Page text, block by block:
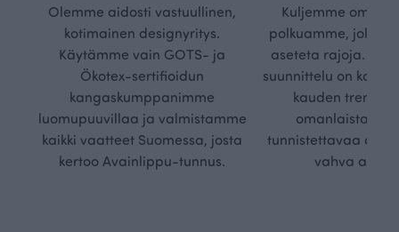
Olemme aidosti vastuullinen,
kotimainen designyritys.
Käytämme vain GOTS- ja
Ökotex-sertifioidun
kangaskumppanimme
luomupuuvillaa ja valmistamme
kaikki vaatteet Suomessa, josta
kertoo Avainlippu-tunnus.
Kuljemme omaa,
polkuamme, jolla
aseteta rajoja.
suunnittelu on
kauden
omanlaista,
tunnistettavaa
vahva